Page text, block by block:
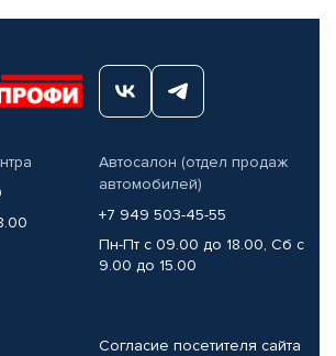
Автосалон (отдел продаж
автомобилей)
+7 949 503-45-55
Пн-Пт с 09.00 до 18.00, Сб с
9.00 до 15.00
Согласие посетителя сайта